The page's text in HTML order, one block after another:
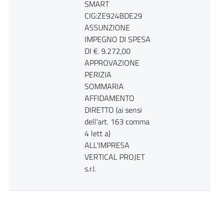
SMART
CIG:ZE924BDE29
ASSUNZIONE
IMPEGNO DI SPESA
DI €. 9.272,00
APPROVAZIONE
PERIZIA
SOMMARIA
AFFIDAMENTO
DIRETTO (ai sensi
dell'art. 163 comma
4 lett a)
ALL'IMPRESA
VERTICAL PROJET
s.r.l.